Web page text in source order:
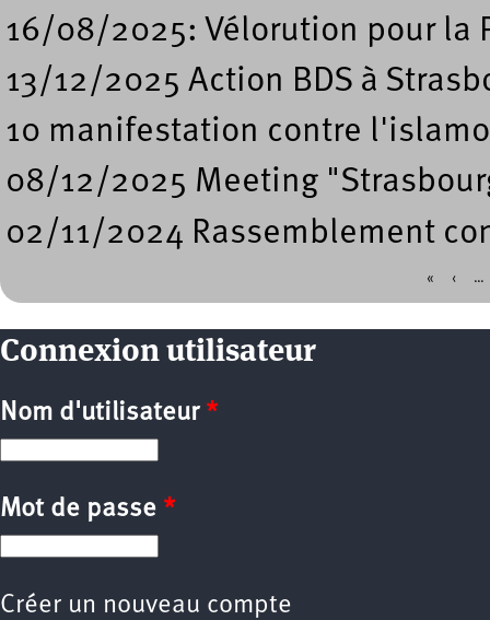
16/08/2025: Vélorution pour la
13/12/2025 Action BDS à
10 manifestation contre
08/12/2025 Meeting
02/11/2024 Rassemblement
Pages
« ‹ …
Connexion utilisateur
Nom d'utilisateur *
Mot de passe *
Créer un nouveau compte